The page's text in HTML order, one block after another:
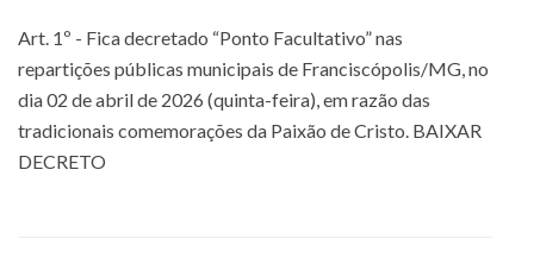
Art. 1º - Fica decretado “Ponto Facultativo” nas
repartições públicas municipais de Franciscópolis/MG, no
dia 02 de abril de 2026 (quinta-feira), em razão das
tradicionais comemorações da Paixão de Cristo. BAIXAR
DECRETO